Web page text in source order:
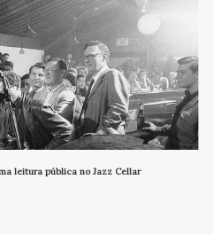
leitura pública no Jazz Cellar